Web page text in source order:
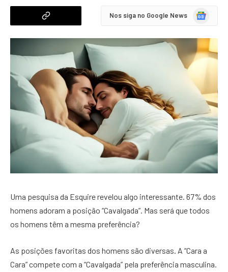
Nos siga no Google News
Google
Uma pesquisa da Esquire revelou algo interessante. 67% dos
homens adoram a posição “Cavalgada”. Mas será que todos
os homens têm a mesma preferência?
As posições favoritas dos homens são diversas. A “Cara a
Cara” compete com a “Cavalgada” pela preferência masculina.